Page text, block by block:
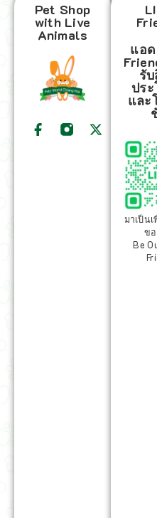
Pet Shop
with Live
Animals
แอด
รั
ปร
และ
มาเป็น
ขอ
Be